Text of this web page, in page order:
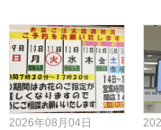
2026年08月04日